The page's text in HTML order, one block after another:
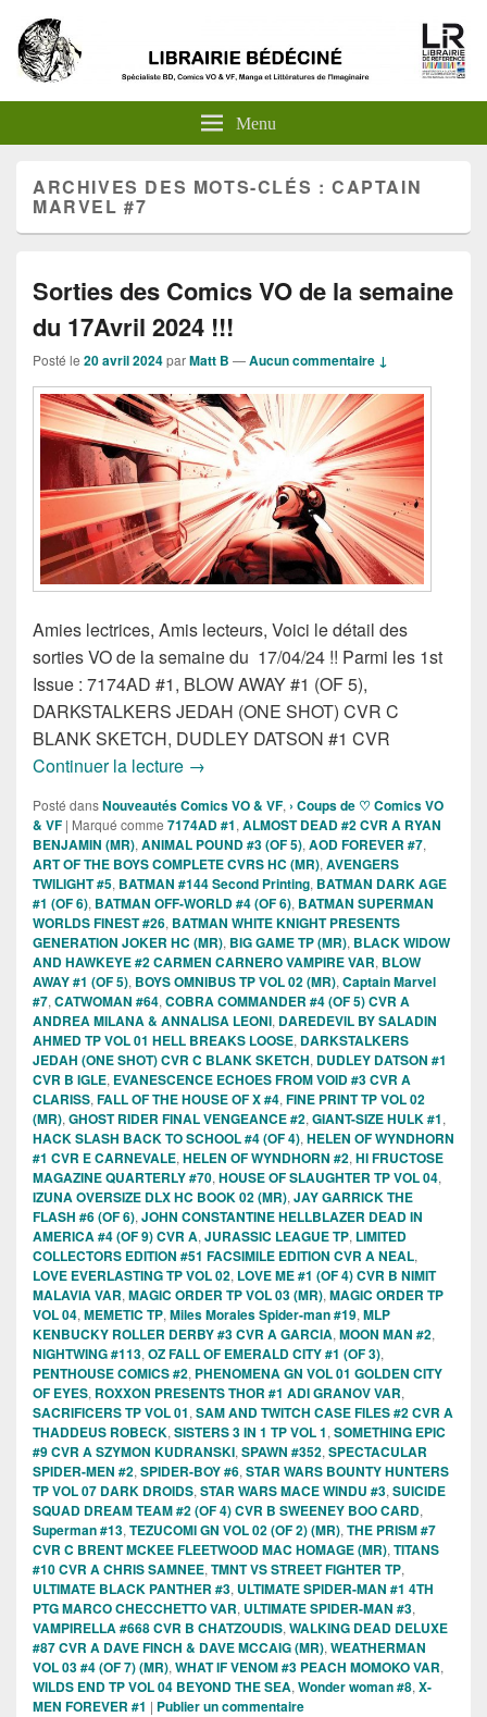
Menu
ARCHIVES DES MOTS-CLÉS :CAPTAIN
MARVEL #7
Sorties des Comics VO de la semaine
du 17Avril 2024 !!!
Posté le 20 avril 2024parMatt B —Aucun commentaire ↓
Amies lectrices, Amis lecteurs, Voici le détail des
sorties VO de la semaine du 17/04/24 !! Parmi les 1st
Issue : 7174AD #1, BLOW AWAY #1 (OF 5),
DARKSTALKERS JEDAH (ONE SHOT) CVR C
BLANK SKETCH, DUDLEY DATSON #1 CVR
Continuer la lecture Sorties des Comics VO de la semaine
→
Posté dansNouveautés Comics VO & VF, › Coups de ♡ Comics VO
& VF | Marqué comme 7174AD #1, ALMOST DEAD #2 CVR A RYAN
BENJAMIN (MR), ANIMAL POUND #3 (OF 5), AOD FOREVER #7,
ART OF THE BOYS COMPLETE CVRS HC (MR), AVENGERS
TWILIGHT #5, BATMAN #144 Second Printing, BATMAN DARK AGE
#1 (OF 6), BATMAN OFF-WORLD #4 (OF 6), BATMAN SUPERMAN
WORLDS FINEST #26, BATMAN WHITE KNIGHT PRESENTS
GENERATION JOKER HC (MR), BIG GAME TP (MR), BLACK WIDOW
AND HAWKEYE #2 CARMEN CARNERO VAMPIRE VAR, BLOW
AWAY #1 (OF 5), BOYS OMNIBUS TP VOL 02 (MR), Captain Marvel
#7, CATWOMAN #64, COBRA COMMANDER #4 (OF 5) CVR A
ANDREA MILANA & ANNALISA LEONI, DAREDEVIL BY SALADIN
AHMED TP VOL 01 HELL BREAKS LOOSE, DARKSTALKERS
JEDAH (ONE SHOT) CVR C BLANK SKETCH, DUDLEY DATSON #1
CVR B IGLE, EVANESCENCE ECHOES FROM VOID #3 CVR A
CLARISS, FALL OF THE HOUSE OF X #4, FINE PRINT TP VOL 02
(MR), GHOST RIDER FINAL VENGEANCE #2, GIANT-SIZE HULK #1,
HACK SLASH BACK TO SCHOOL #4 (OF 4), HELEN OF WYNDHORN
#1 CVR E CARNEVALE, HELEN OF WYNDHORN #2, HI FRUCTOSE
MAGAZINE QUARTERLY #70, HOUSE OF SLAUGHTER TP VOL 04,
IZUNA OVERSIZE DLX HC BOOK 02 (MR), JAY GARRICK THE
FLASH #6 (OF 6), JOHN CONSTANTINE HELLBLAZER DEAD IN
AMERICA #4 (OF 9) CVR A, JURASSIC LEAGUE TP, LIMITED
COLLECTORS EDITION #51 FACSIMILE EDITION CVR A NEAL,
LOVE EVERLASTING TP VOL 02, LOVE ME #1 (OF 4) CVR B NIMIT
MALAVIA VAR, MAGIC ORDER TP VOL 03 (MR), MAGIC ORDER TP
VOL 04, MEMETIC TP, Miles Morales Spider-man #19, MLP
KENBUCKY ROLLER DERBY #3 CVR A GARCIA, MOON MAN #2,
NIGHTWING #113, OZ FALL OF EMERALD CITY #1 (OF 3),
PENTHOUSE COMICS #2, PHENOMENA GN VOL 01 GOLDEN CITY
OF EYES, ROXXON PRESENTS THOR #1 ADI GRANOV VAR,
SACRIFICERS TP VOL 01, SAM AND TWITCH CASE FILES #2 CVR A
THADDEUS ROBECK, SISTERS 3 IN 1 TP VOL 1, SOMETHING EPIC
#9 CVR A SZYMON KUDRANSKI, SPAWN #352, SPECTACULAR
SPIDER-MEN #2, SPIDER-BOY #6, STAR WARS BOUNTY HUNTERS
TP VOL 07 DARK DROIDS, STAR WARS MACE WINDU #3, SUICIDE
SQUAD DREAM TEAM #2 (OF 4) CVR B SWEENEY BOO CARD,
Superman #13, TEZUCOMI GN VOL 02 (OF 2) (MR), THE PRISM #7
CVR C BRENT MCKEE FLEETWOOD MAC HOMAGE (MR), TITANS
#10 CVR A CHRIS SAMNEE, TMNT VS STREET FIGHTER TP,
ULTIMATE BLACK PANTHER #3, ULTIMATE SPIDER-MAN #1 4TH
PTG MARCO CHECCHETTO VAR, ULTIMATE SPIDER-MAN #3,
VAMPIRELLA #668 CVR B CHATZOUDIS, WALKING DEAD DELUXE
#87 CVR A DAVE FINCH & DAVE MCCAIG (MR), WEATHERMAN
VOL 03 #4 (OF 7) (MR), WHAT IF VENOM #3 PEACH MOMOKO VAR,
WILDS END TP VOL 04 BEYOND THE SEA, Wonder woman #8, X-
MEN FOREVER #1 | Publier un commentaire